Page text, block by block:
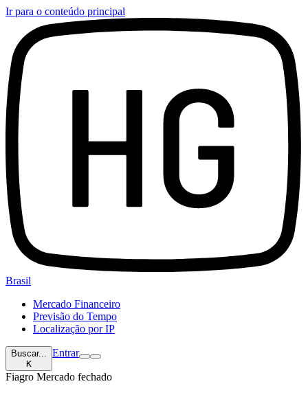
Ir para o conteúdo principal
Brasil
Mercado Financeiro
Previsão do Tempo
Localização por IP
Buscar...
K
Entrar
Fiagro Mercado fechado